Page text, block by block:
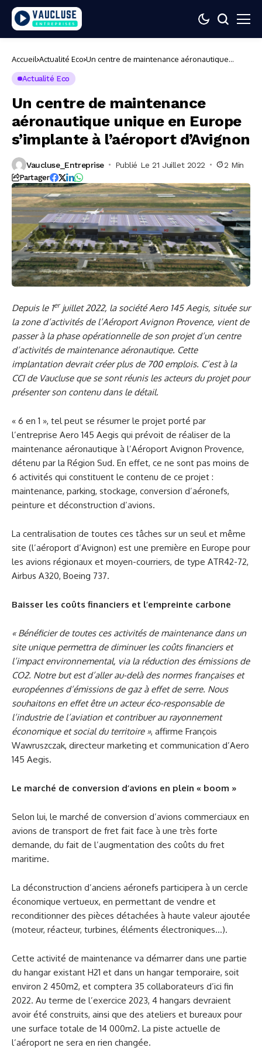
Accueil Actualité Eco Un centre de maintenance aéronautique
Actualité Eco
Un centre de maintenance
aéronautique unique en Europe
s’implante à l’aéroport d’Avignon
Vaucluse_Entreprise Publié Le 21 Juillet 2022 2 Min
Partager
Depuis le 1erjuillet 2022, la société Aero 145 Aegis, située sur
la zone d’activités de l’Aéroport Avignon Provence, vient de
passer à la phase opérationnelle de son projet d’un centre
d’activités de maintenance aéronautique. Cette
implantation devrait créer plus de 700 emplois. C’est à la
CCI de Vaucluse que se sont réunis les acteurs du projet pour
présenter son contenu dans le détail.
« 6 en 1 », tel peut se résumer le projet porté par
l’entreprise Aero 145 Aegis qui prévoit de réaliser de la
maintenance aéronautique à l’Aéroport Avignon Provence,
détenu par la Région Sud. En effet, ce ne sont pas moins de
6 activités qui constituent le contenu de ce projet :
maintenance, parking, stockage, conversion d’aéronefs,
peinture et déconstruction d’avions.
La centralisation de toutes ces tâches sur un seul et même
site (l’aéroport d’Avignon) est une première en Europe pour
les avions régionaux et moyen-courriers, de type ATR42-72,
Airbus A320, Boeing 737.
Baisser les coûts financiers et l’empreinte carbone
« Bénéficier de toutes ces activités de maintenance dans un
site unique permettra de diminuer les coûts financiers et
l’impact environnemental, via la réduction des émissions de
CO2. Notre but est d’aller au-delà des normes françaises et
européennes d’émissions de gaz à effet de serre. Nous
souhaitons en effet être un acteur éco-responsable de
l’industrie de l’aviation et contribuer au rayonnement
économique et social du territoire », affirme François
Wawruszczak, directeur marketing et communication d’Aero
145 Aegis.
Le marché de conversion d’avions en plein « boom »
Selon lui, le marché de conversion d’avions commerciaux en
avions de transport de fret fait face à une très forte
demande, du fait de l’augmentation des coûts du fret
maritime.
La déconstruction d’anciens aéronefs participera à un cercle
économique vertueux, en permettant de vendre et
reconditionner des pièces détachées à haute valeur ajoutée
(moteur, réacteur, turbines, éléments électroniques…).
Cette activité de maintenance va démarrer dans une partie
du hangar existant H21 et dans un hangar temporaire, soit
environ 2 450m2, et comptera 35 collaborateurs d’ici fin
2022. Au terme de l’exercice 2023, 4 hangars devraient
avoir été construits, ainsi que des ateliers et bureaux pour
une surface totale de 14 000m2. La piste actuelle de
l’aéroport ne sera en rien changée.